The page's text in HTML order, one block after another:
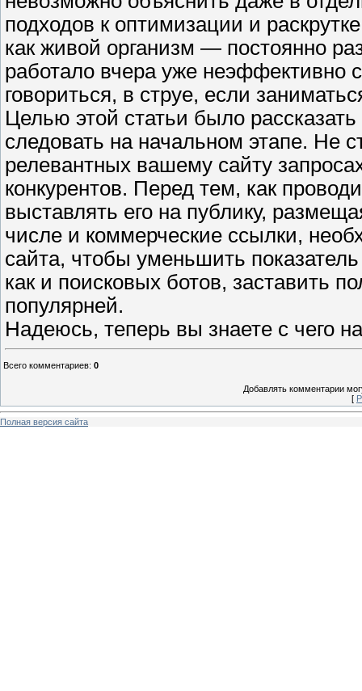
подходов к оптимизации и
как живой организм — постоянно
работало вчера уже неэффективно
говориться, в струе, если
Целью этой статьи было
следовать на начальном этапе. Не
релевантных вашему сайту
конкурентов. Перед тем, как
выставлять его на публику,
числе и коммерческие ссылки,
сайта, чтобы уменьшить
как и поисковых ботов, заставить
популярней.
Надеюсь, теперь вы знаете с чего
Всего комментариев: 0
Добавлять комментарии
[
Полная версия сайта